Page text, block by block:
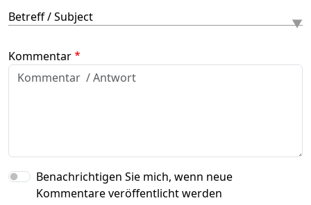
Betreff / Subject
Kommentar
Benachrichtigen Sie mich, wenn neue
Kommentare veröffentlicht werden